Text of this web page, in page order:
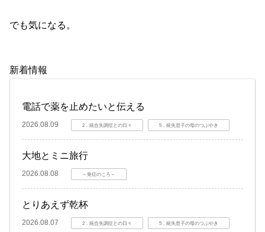
でも気になる。
新着情報
電話で薬を止めたいと伝える
2026.08.09 2．統合失調症との日々 5．統失息子の母のつぶやき
大地とミニ旅行
2026.08.08 ～発症のころ～
とりあえず乾杯
2026.08.07 2．統合失調症との日々 5．統失息子の母のつぶやき